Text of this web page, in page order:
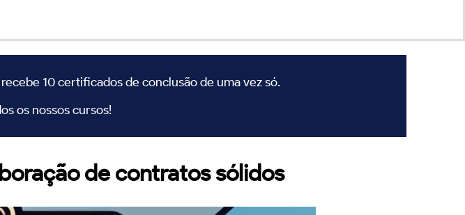
10 certificados de conclusão de uma vez só.
os nossos cursos!
de contratos sólidos